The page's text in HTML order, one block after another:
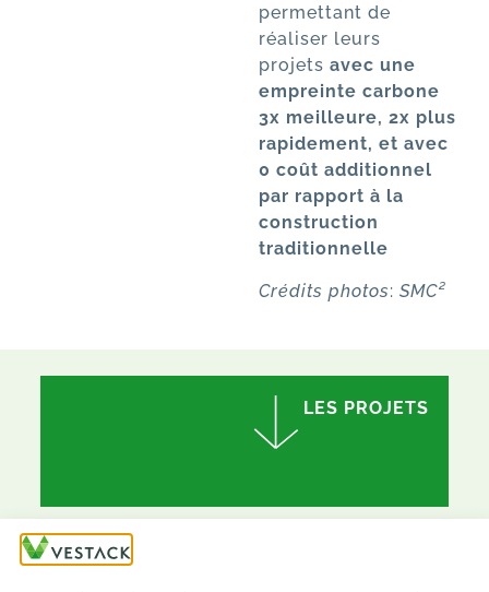
permettant de
réaliser leurs
projets avec une
empreinte carbone
3x meilleure, 2x plus
rapidement, et avec
0 coût additionnel
par rapport à la
construction
traditionnelle
Crédits photos: SMC²
LES PROJETS